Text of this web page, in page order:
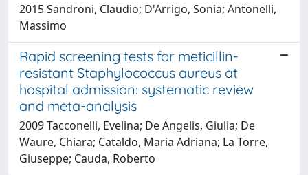
2015 Sandroni, Claudio; D'Arrigo, Sonia; Antonelli,
Massimo
Rapid screening tests for meticillin-
resistant Staphylococcus aureus at
hospital admission: systematic review
and meta-analysis
2009 Tacconelli, Evelina; De Angelis, Giulia; De
Waure, Chiara; Cataldo, Maria Adriana; La Torre,
Giuseppe; Cauda, Roberto